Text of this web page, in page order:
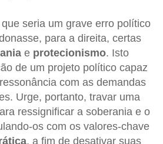
seria um grave erro político
para a direita, certas
e protecionismo. Isto
de um projeto político capaz
com as demandas
Urge, portanto, travar uma
ressignificar a soberania e o
os com os valores-chave
, a fim de desativar suas